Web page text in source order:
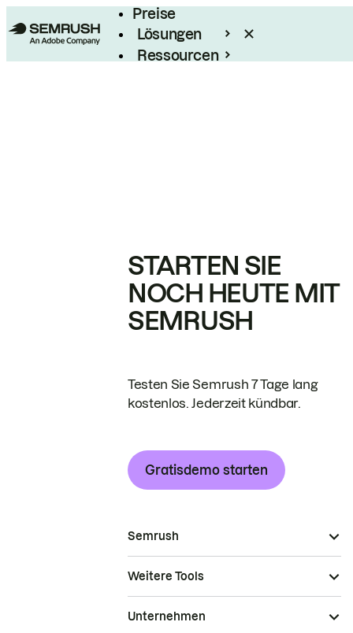
Preise
Lösungen
Ressourcen
STARTEN SIE
NOCH HEUTE MIT
SEMRUSH
Testen Sie Semrush 7 Tage lang
kostenlos. Jederzeit kündbar.
Gratisdemo starten
Semrush
Weitere Tools
Unternehmen